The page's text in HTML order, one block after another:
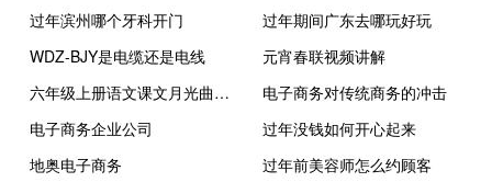
过年滨州哪个牙科开门
过年期间广东去哪玩好玩
WDZ-BJY是电缆还是电线
元宵春联视频讲解
六年级上册语文课文月光曲多音字 6年级上册语文书第3课
电子商务对传统商务的冲击
电子商务企业公司
过年没钱如何开心起来
地奥电子商务
过年前美容师怎么约顾客